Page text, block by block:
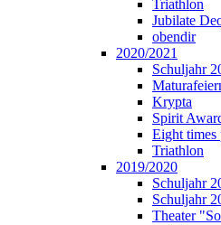
Triathlon
Jubilate
obendir
2020/2021
Schuljahr
Krypta
Spirit
Eight times
Triathlon
2019/2020
Schuljahr
Schuljahr
Theater